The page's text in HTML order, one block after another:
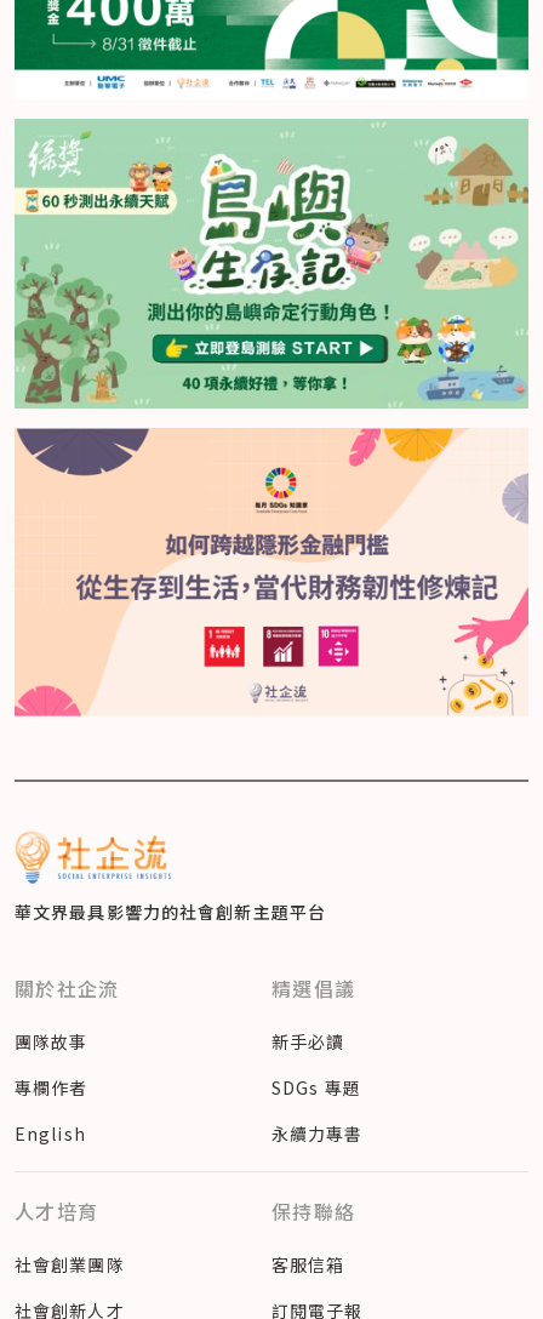
華文界最具影響力的社會創新主題平台
關於社企流
團隊故事
專欄作者
English
精選倡議
新手必讀
SDGs 專題
永續力專書
人才培育
社會創業團隊
社會創新人才
保持聯絡
客服信箱
訂閱電子報